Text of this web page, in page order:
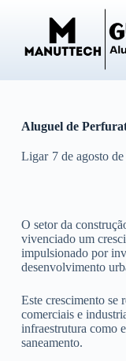
ú
d
o
Aluguel de
Ligar 7 de agosto
O setor da
vivenciado um
impulsionado por
desenvolvimento
Este crescimento se
comerciais e
infraestrutura como
saneamento.